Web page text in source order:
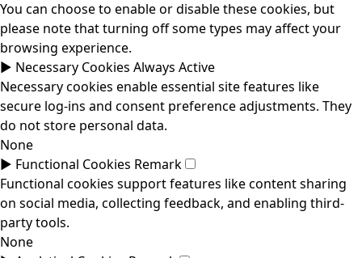
You can choose to enable or disable these cookies, but
please note that turning off some types may affect your
browsing experience.
► Necessary Cookies Always Active
Necessary cookies enable essential site features like
secure log-ins and consent preference adjustments. They
do not store personal data.
None
► Functional Cookies Remark
Functional cookies support features like content sharing
on social media, collecting feedback, and enabling third-
party tools.
None